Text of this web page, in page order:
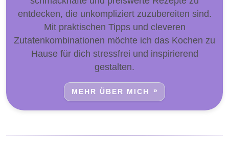
entdecken, die unkompliziert zuzubereiten sind.
Mit praktischen Tipps und cleveren
Zutatenkombinationen möchte ich das Kochen zu
Hause für dich stressfrei und inspirierend
gestalten.
MEHR ÜBER MICH